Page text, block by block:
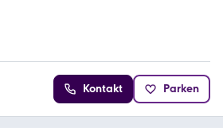
Kontakt Parken